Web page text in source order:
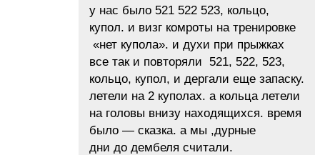
у нас было 521 522 523, кольцо,
купол. и визг комроты на тренировке
«нет купола». и духи при прыжках
все так и повторяли 521, 522, 523,
кольцо, купол, и дергали еще запаску.
летели на 2 куполах. а кольца летели
на головы внизу находящихся. время
было — сказка. а мы ,дурные
дни до дембеля считали.